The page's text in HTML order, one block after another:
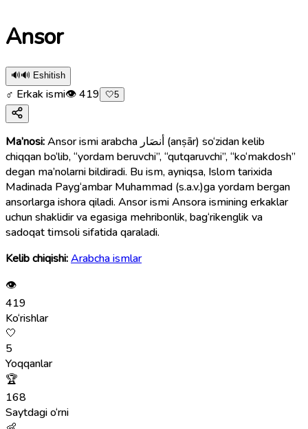
Ansor
🔊🔊 Eshitish
♂ Erkak ismi👁419 🤍5
Ma’nosi:Ansor ismi arabcha أنصَار (anṣār) so‘zidan kelib
chiqqan bo‘lib, “yordam beruvchi”, “qutqaruvchi”, “ko‘makdosh”
degan ma’nolarni bildiradi. Bu ism, ayniqsa, Islom tarixida
Madinada Payg‘ambar Muhammad (s.a.v.)ga yordam bergan
ansorlarga ishora qiladi. Ansor ismi Ansora ismining erkaklar
uchun shaklidir va egasiga mehribonlik, bag‘rikenglik va
sadoqat timsoli sifatida qaraladi.
Kelib chiqishi:Arabcha ismlar
👁
419
Ko‘rishlar
🤍
5
Yoqqanlar
🏆
168
Saytdagi o‘rni